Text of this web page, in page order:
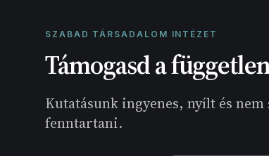
SZABAD TÁRSADALOM INTÉZET
Támogasd a
Kutatásunk ingyenes, nyílt és
fenntartani.